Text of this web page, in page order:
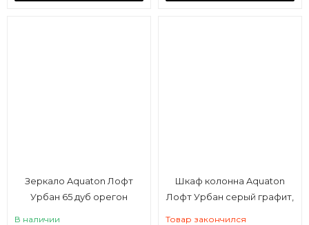
Зеркало Aquaton Лофт
Урбан 65 дуб орегон
В наличии
Шкаф колонна Aquaton
Лофт Урбан серый графит,
Товар закончился